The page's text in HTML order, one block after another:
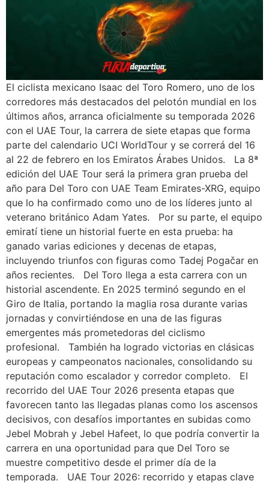
El ciclista mexicano Isaac del Toro Romero, uno de los
corredores más destacados del pelotón mundial en los
últimos años, arranca oficialmente su temporada 2026
con el UAE Tour, la carrera de siete etapas que forma
parte del calendario UCI WorldTour y se correrá del 16
al 22 de febrero en los Emiratos Árabes Unidos. La 8ª
edición del UAE Tour será la primera gran prueba del
año para Del Toro con UAE Team Emirates-XRG, equipo
que lo ha confirmado como uno de los líderes junto al
veterano británico Adam Yates. Por su parte, el equipo
emiratí tiene un historial fuerte en esta prueba: ha
ganado varias ediciones y decenas de etapas,
incluyendo triunfos con figuras como Tadej Pogačar en
años recientes. Del Toro llega a esta carrera con un
historial ascendente. En 2025 terminó segundo en el
Giro de Italia, portando la maglia rosa durante varias
jornadas y convirtiéndose en una de las figuras
emergentes más prometedoras del ciclismo
profesional. También ha logrado victorias en clásicas
europeas y campeonatos nacionales, consolidando su
reputación como escalador y corredor completo. El
recorrido del UAE Tour 2026 presenta etapas que
favorecen tanto las llegadas planas como los ascensos
decisivos, con desafíos importantes en subidas como
Jebel Mobrah y Jebel Hafeet, lo que podría convertir la
carrera en una oportunidad para que Del Toro se
muestre competitivo desde el primer día de la
temporada. UAE Tour 2026: recorrido y etapas clave